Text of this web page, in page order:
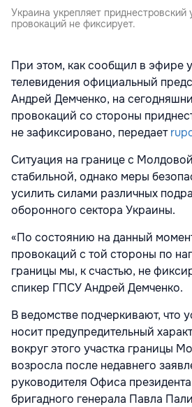
Украина укрепляет приднестровский
провокаций не фиксирует.
При этом, как сообщил в эфире
телевидения официальный
Андрей Демченко, на
провокаций со стороны
не зафиксировано, передает
Ситуация на границе с
стабильной, однако меры
усилить силами различных
оборонного сектора Украины.
«По состоянию на данный
провокаций с той стороны по
границы мы, к счастью, не
спикер ГПСУ Андрей Демченко.
В ведомстве подчеркивают, что
носит предупредительный
вокруг этого участка границы
возросла после недавнего
руководителя Офиса
бригадного генерала Павла